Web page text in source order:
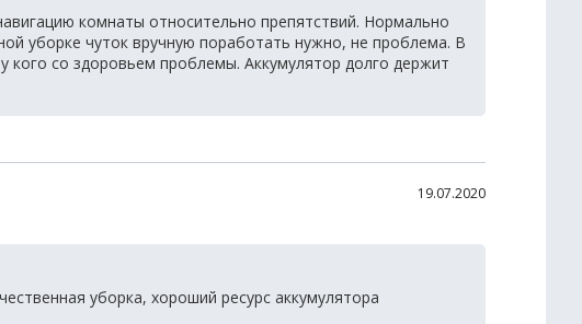
комнаты относительно препятствий. Нормально
уборке чуток вручную поработать нужно, не проблема. В
со здоровьем проблемы. Аккумулятор долго держит
19.07.2020
уборка, хороший ресурс аккумулятора